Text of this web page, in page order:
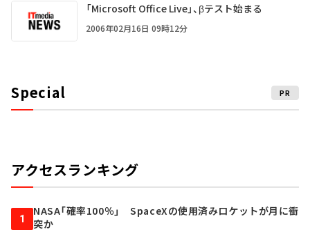
「Microsoft Office Live」、βテスト始まる
2006年02月16日 09時12分
Special PR
アクセスランキング
1
NASA「確率100％」 SpaceXの使用済みロケットが月に衝
突か